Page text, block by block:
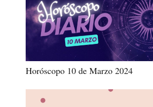
Horóscopo 10 de Marzo 2024